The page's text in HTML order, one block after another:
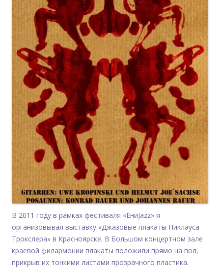
В 2011 году в рамках фестиваля «ЕниJazz» я
организовывал выставку «Джазовые плакаты Никлауса
Трокслера» в Красноярске. В Большом концертном зале
краевой филармонии плакаты положили прямо на пол,
прикрыв их тонкими листами прозрачного пластика.